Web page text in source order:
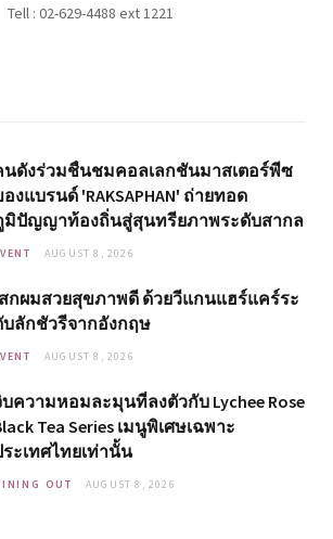
Tell : 02-629-4488 ext 1221
นดังร่วมชื่นชมคอลเลกชันมาสเตอร์พีซ
งแบรนด์ 'RAKSAPHAN' ถ่ายทอด
ปัญญาท้องถิ่นสู่สุนทรียภาพระดับสากล
AUGUST 8, 2026
สกผมสวยสุขภาพดี ด้วยวีแกนแฮร์แคร์ระ
บลักชัวรีจากอังกฤษ
AUGUST 8, 2026
ความหอมละมุนที่ลงตัวกับ Lychee Rose
Tea Series เมนูพิเศษเฉพาะ
ะเทศไทยเท่านั้น
OUT AUGUST 8, 2026